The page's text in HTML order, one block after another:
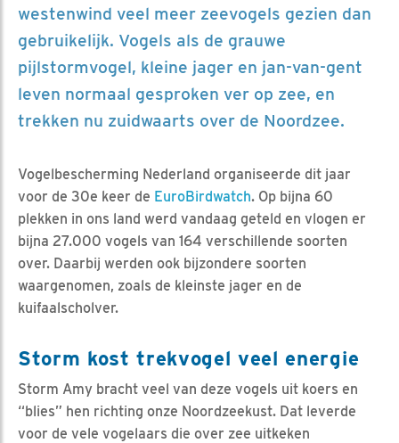
westenwind veel meer zeevogels gezien dan
gebruikelijk. Vogels als de grauwe
pijlstormvogel, kleine jager en jan-van-gent
leven normaal gesproken ver op zee, en
trekken nu zuidwaarts over de Noordzee.
Vogelbescherming Nederland organiseerde dit jaar
voor de 30e keer de EuroBirdwatch. Op bijna 60
plekken in ons land werd vandaag geteld en vlogen er
bijna 27.000 vogels van 164 verschillende soorten
over. Daarbij werden ook bijzondere soorten
waargenomen, zoals de kleinste jager en de
kuifaalscholver.
Storm kost trekvogel veel energie
Storm Amy bracht veel van deze vogels uit koers en
“blies” hen richting onze Noordzeekust. Dat leverde
voor de vele vogelaars die over zee uitkeken